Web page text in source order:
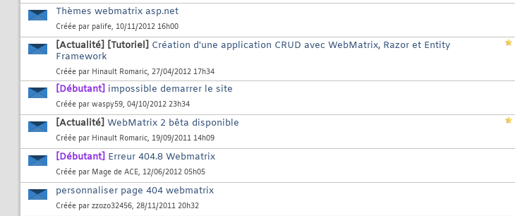
Thèmes webmatrix asp.net
Créée par palife, 10/11/2012 16h00
[Actualité] [Tutoriel] Création d'une application CRUD avec WebMatrix, Razor et Entity
Framework
Créée par Hinault Romaric, 27/04/2012 17h34
[Débutant] impossible demarrer le site
Créée par waspy59, 04/10/2012 23h34
[Actualité] WebMatrix 2 bêta disponible
Créée par Hinault Romaric, 19/09/2011 14h09
[Débutant] Erreur 404.8 Webmatrix
Créée par Mage de ACE, 12/06/2012 05h05
personnaliser page 404 webmatrix
Créée par zzozo32456, 28/11/2011 20h32